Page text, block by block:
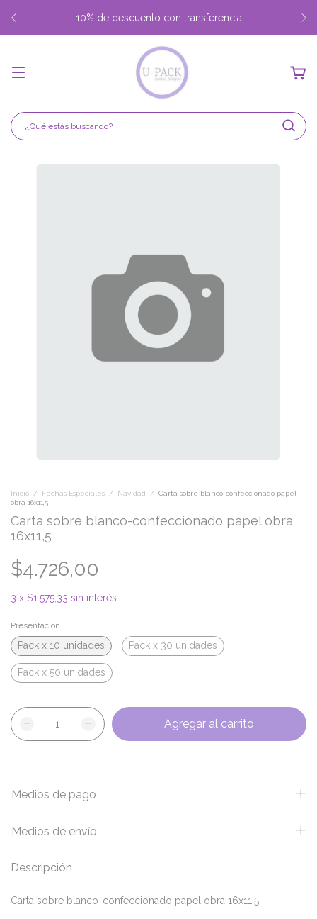
10% de descuento con transferencia
Inicio / Fechas Especiales / Navidad / Carta sobre blanco-confeccionado papel
obra 16x11,5
Carta sobre blanco-confeccionado papel obra
16x11,5
$4.726,00
3 x $1.575,33 sin interés
Presentación
Pack x 10 unidades Pack x 30 unidades
Pack x 50 unidades
Medios de pago
Medios de envío
Descripción
Carta sobre blanco-confeccionado papel obra 16x11,5